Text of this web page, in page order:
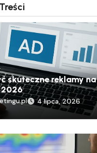
skuteczne reklamy na
2026
4 lipca, 2026